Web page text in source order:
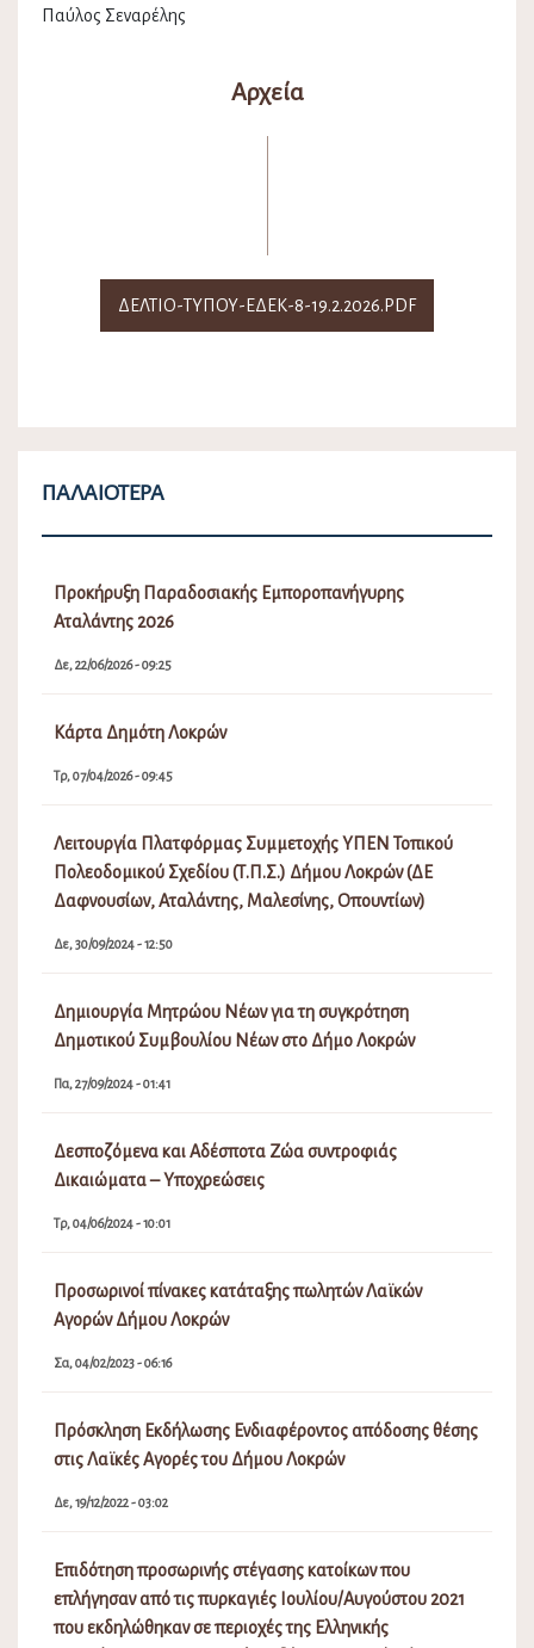
Παύλος Σεναρέλης
Αρχεία
ΔΕΛΤΙΟ-ΤΥΠΟΥ-ΕΔΕΚ-8-19.2.2026.PDF
ΠΑΛΑΙΌΤΕΡΑ
Προκήρυξη Παραδοσιακής Εμποροπανήγυρης
Αταλάντης 2026
Δε, 22/06/2026 - 09:25
Κάρτα Δημότη Λοκρών
Τρ, 07/04/2026 - 09:45
Λειτουργία Πλατφόρμας Συμμετοχής ΥΠΕΝ Τοπικού
Πολεοδομικού Σχεδίου (Τ.Π.Σ.) Δήμου Λοκρών (ΔΕ
Δαφνουσίων, Αταλάντης, Μαλεσίνης, Οπουντίων)
Δε, 30/09/2024 - 12:50
Δημιουργία Μητρώου Νέων για τη συγκρότηση
Δημοτικού Συμβουλίου Νέων στο Δήμο Λοκρών
Πα, 27/09/2024 - 01:41
Δεσποζόμενα και Αδέσποτα Ζώα συντροφιάς
Δικαιώματα – Υποχρεώσεις
Τρ, 04/06/2024 - 10:01
Προσωρινοί πίνακες κατάταξης πωλητών Λαϊκών
Αγορών Δήμου Λοκρών
Σα, 04/02/2023 - 06:16
Πρόσκληση Εκδήλωσης Ενδιαφέροντος απόδοσης θέσης
στις Λαϊκές Αγορές του Δήμου Λοκρών
Δε, 19/12/2022 - 03:02
Επιδότηση προσωρινής στέγασης κατοίκων που
επλήγησαν από τις πυρκαγιές Ιουλίου/Αυγούστου 2021
που εκδηλώθηκαν σε περιοχές της Ελληνικής